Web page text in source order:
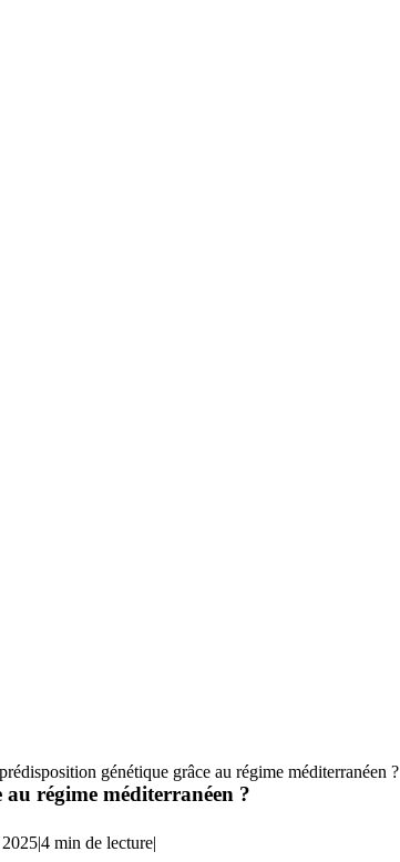
génétique grâce au régime méditerranéen ?
régime méditerranéen ?
|4 min de lecture|